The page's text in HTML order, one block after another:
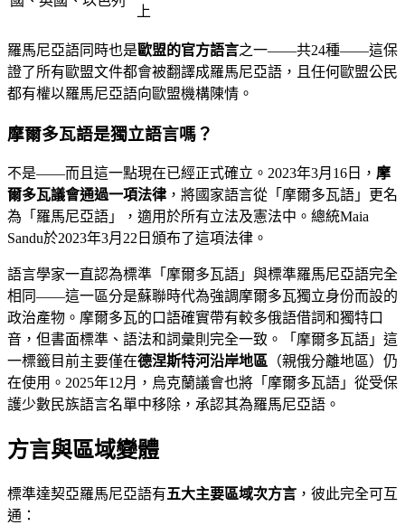
上
羅馬尼亞語同時也是 歐盟的官方語言之一——共24種——這保
證了所有歐盟文件都會被翻譯成羅馬尼亞語，且任何歐盟公民
都有權以羅馬尼亞語向歐盟機構陳情。
摩爾多瓦語是獨立語言嗎？
不是——而且這一點現在已經正式確立。2023年3月16日， 摩
爾多瓦議會通過一項法律 ，將國家語言從「摩爾多瓦語」更名
為「羅馬尼亞語」，適用於所有立法及憲法中。總統Maia
Sandu於2023年3月22日頒布了這項法律。
語言學家一直認為標準「摩爾多瓦語」與標準羅馬尼亞語完全
相同——這一區分是蘇聯時代為強調摩爾多瓦獨立身份而設的
政治產物。摩爾多瓦的口語確實帶有較多俄語借詞和獨特口
音，但書面標準、語法和詞彙則完全一致。「摩爾多瓦語」這
一標籤目前主要僅在德涅斯特河沿岸地區 （親俄分離地區）仍
在使用。2025年12月，烏克蘭議會也將「摩爾多瓦語」從受保
護少數民族語言名單中移除，承認其為羅馬尼亞語。
方言與區域變體
標準達契亞羅馬尼亞語有五大主要區域次方言 ，彼此完全可互
通：